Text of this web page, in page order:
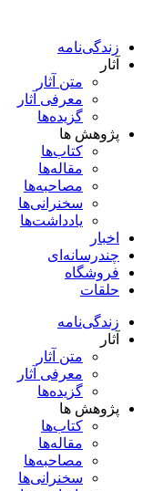
محتوا
زندگی‌نامه
آثار
متن آثار
معرفی آثار
گزیده‌ها
پژوهش ها
کتاب‌ها
مقاله‌ها
مصاحبه‌ها
سخنرانی‌ها
یادداشت‌ها
اخبار
چندرسانه‌ای
فروشگاه
حلقات
زندگی‌نامه
آثار
متن آثار
معرفی آثار
گزیده‌ها
پژوهش ها
کتاب‌ها
مقاله‌ها
مصاحبه‌ها
سخنرانی‌ها